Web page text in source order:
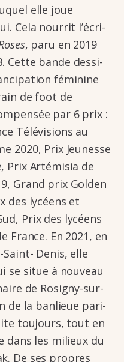
elle joue
Cela nour­­rit l’écri­­
, paru en 2019
Cette bande dessi­­
fémi­­nine
de foot de
par 6 prix :
Télé­­vi­­sions au
2020, Prix Jeunesse
Prix Arté­­mi­­sia de
Grand prix Golden
des lycéens et
Prix des lycéens
France. En 2021, en
Saint- Denis, elle
se situe à nouveau
de Rosi­­gny-sur-
de la banlieue pari­­
toujours, tout en
dans les milieux du
De ses propres